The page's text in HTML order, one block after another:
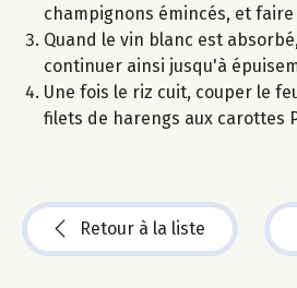
champignons émincés, et
Quand le vin blanc est
continuer ainsi jusqu'à
Une fois le riz cuit, couper le
filets de harengs aux carottes
Retour à la liste